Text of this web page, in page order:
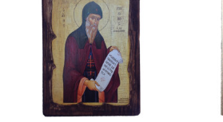
Πρόσθήκη
στην λίστα
επιθυμιών